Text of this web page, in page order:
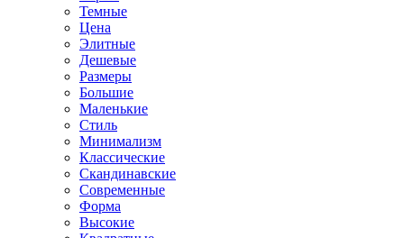
Темные
Цена
Элитные
Дешевые
Размеры
Большие
Маленькие
Стиль
Минимализм
Классические
Скандинавские
Современные
Форма
Высокие